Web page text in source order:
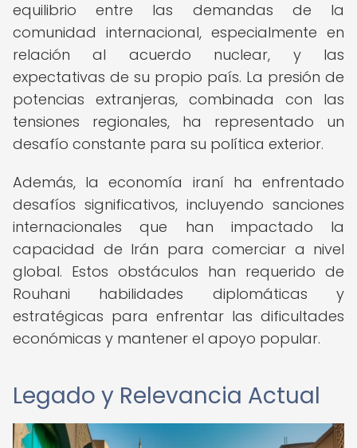
equilibrio entre las demandas de la
comunidad internacional, especialmente en
relación al acuerdo nuclear, y las
expectativas de su propio país. La presión de
potencias extranjeras, combinada con las
tensiones regionales, ha representado un
desafío constante para su política exterior.
Además, la economía iraní ha enfrentado
desafíos significativos, incluyendo sanciones
internacionales que han impactado la
capacidad de Irán para comerciar a nivel
global. Estos obstáculos han requerido de
Rouhani habilidades diplomáticas y
estratégicas para enfrentar las dificultades
económicas y mantener el apoyo popular.
Legado y Relevancia Actual